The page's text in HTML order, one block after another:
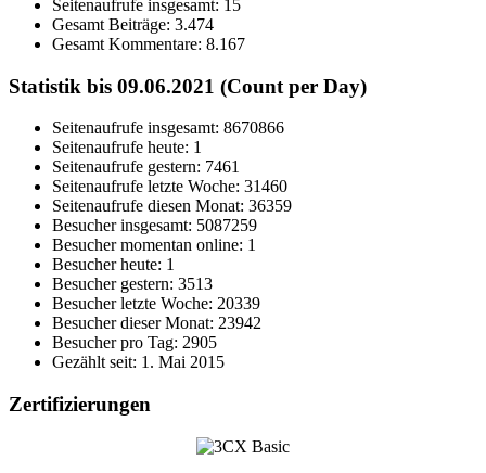
Seitenaufrufe insgesamt: 15
Gesamt Beiträge: 3.474
Gesamt Kommentare: 8.167
Statistik bis 09.06.2021 (Count per Day)
Seitenaufrufe insgesamt: 8670866
Seitenaufrufe heute: 1
Seitenaufrufe gestern: 7461
Seitenaufrufe letzte Woche: 31460
Seitenaufrufe diesen Monat: 36359
Besucher insgesamt: 5087259
Besucher momentan online: 1
Besucher heute: 1
Besucher gestern: 3513
Besucher letzte Woche: 20339
Besucher dieser Monat: 23942
Besucher pro Tag: 2905
Gezählt seit: 1. Mai 2015
Zertifizierungen